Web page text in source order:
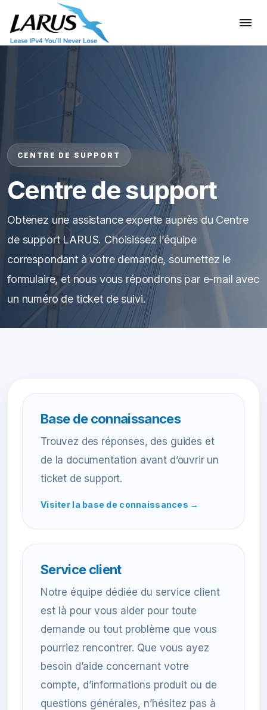
CENTRE DE SUPPORT
Centre de support
Obtenez une assistance experte auprès du Centre
de support LARUS. Choisissez l’équipe
correspondant à votre demande, soumettez le
formulaire, et nous vous répondrons par e-mail avec
un numéro de ticket de suivi.
Base de connaissances
Trouvez des réponses, des guides et
de la documentation avant d’ouvrir un
ticket de support.
Visiter la base de connaissances →
Service client
Notre équipe dédiée du service client
est là pour vous aider pour toute
demande ou tout problème que vous
pourriez rencontrer. Que vous ayez
besoin d’aide concernant votre
compte, d’informations produit ou de
questions générales, n’hésitez pas à